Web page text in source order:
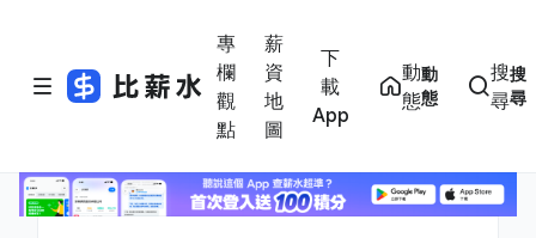
專
欄
觀
點
薪
資
地
圖
下
載
App
動
態
動
態
搜
尋
搜
尋